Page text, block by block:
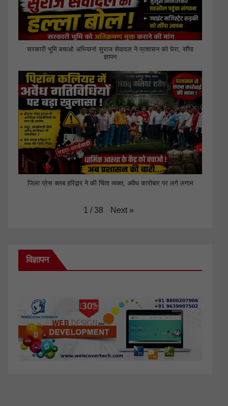
सरकारी भूमि बचाओ अभियान! सुराज सेवादल ने प्रशासन को घेरा, सौंपा
ज्ञापन
जिला प्रेस क्लब हरिद्वार ने की चिंता व्यक्त, अवैध कारोबार पर लगे लगाम
1 / 38 Next »
विज्ञापन